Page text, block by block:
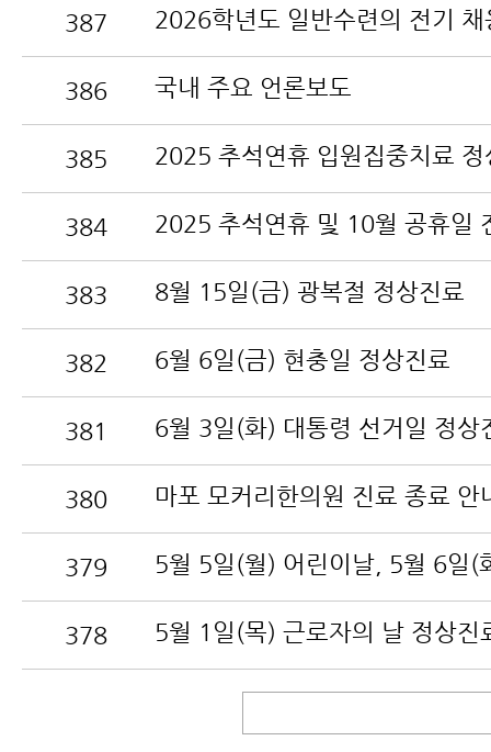
387
386 국내 주요 언론보도
385
384
383 8월 15일(금) 광복절 정상진료
382 6월 6일(금) 현충일 정상진료
381 6월 3일(화) 대통령 선거일 정상
380 마포 모커리한의원 진료 종료 안
379
378 5월 1일(목) 근로자의 날 정상진